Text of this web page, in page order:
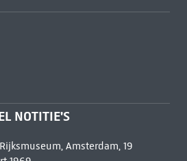
NOTITIE'S
Amsterdam, 19